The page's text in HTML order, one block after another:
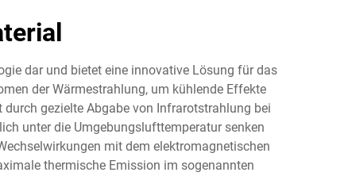
dar und bietet eine innovative Lösung für das
der Wärmestrahlung, um kühlende Effekte
gezielte Abgabe von Infrarotstrahlung bei
unter die Umgebungslufttemperatur senken
mit dem elektromagnetischen
thermische Emission im sogenannten